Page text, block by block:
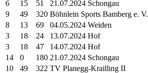
6
15 51
21.07.2024 Schongau
9
49 320 Böhnlein Sports Bamberg e. V.
8
13 69
04.05.2024 Weiden
3
18 24
13.07.2024 Hof
3
18 47
14.07.2024 Hof
14
0 180 21.07.2024 Schongau
10
49 322 TV Planegg-Krailling II